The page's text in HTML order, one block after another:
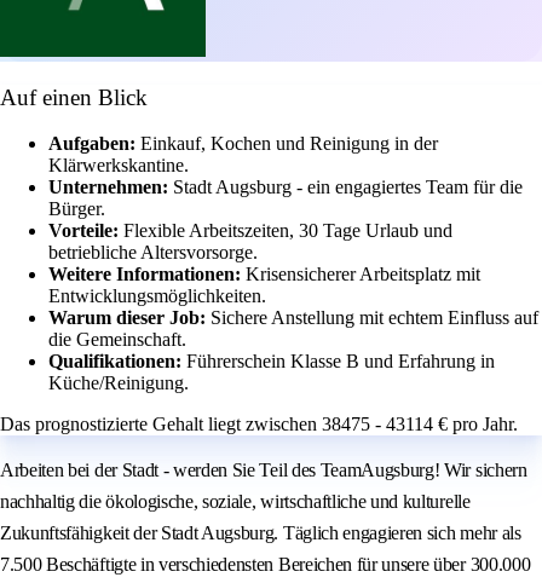
Auf einen Blick
Aufgaben: Einkauf, Kochen und Reinigung in der
Klärwerkskantine.
Unternehmen: Stadt Augsburg - ein engagiertes Team für die
Bürger.
Vorteile: Flexible Arbeitszeiten, 30 Tage Urlaub und
betriebliche Altersvorsorge.
Weitere Informationen: Krisensicherer Arbeitsplatz mit
Entwicklungsmöglichkeiten.
Warum dieser Job: Sichere Anstellung mit echtem Einfluss auf
die Gemeinschaft.
Qualifikationen: Führerschein Klasse B und Erfahrung in
Küche/Reinigung.
Das prognostizierte Gehalt liegt zwischen 38475 - 43114 € pro Jahr.
Arbeiten bei der Stadt - werden Sie Teil des TeamAugsburg! Wir sichern
nachhaltig die ökologische, soziale, wirtschaftliche und kulturelle
Zukunftsfähigkeit der Stadt Augsburg. Täglich engagieren sich mehr als
7.500 Beschäftigte in verschiedensten Bereichen für unsere über 300.000